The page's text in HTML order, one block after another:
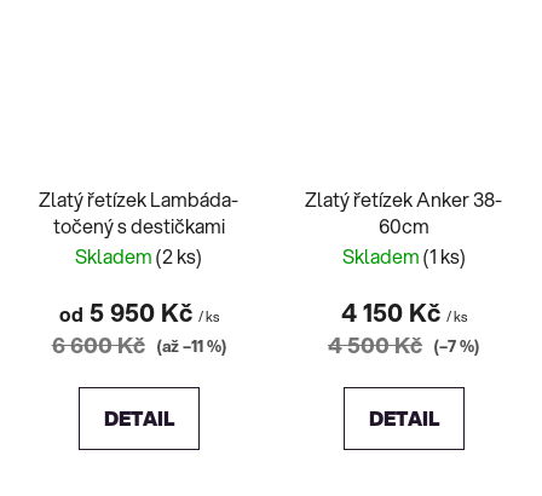
Zlatý řetízek Lambáda-
točený s destičkami
Skladem(2 ks)
od 5 950 Kč / ks
6 600 Kč (až –11 %)
DETAIL
Zlatý řetízek Anker 38-
60cm
Skladem(1 ks)
4 150 Kč / ks
4 500 Kč (–7 %)
DETAIL